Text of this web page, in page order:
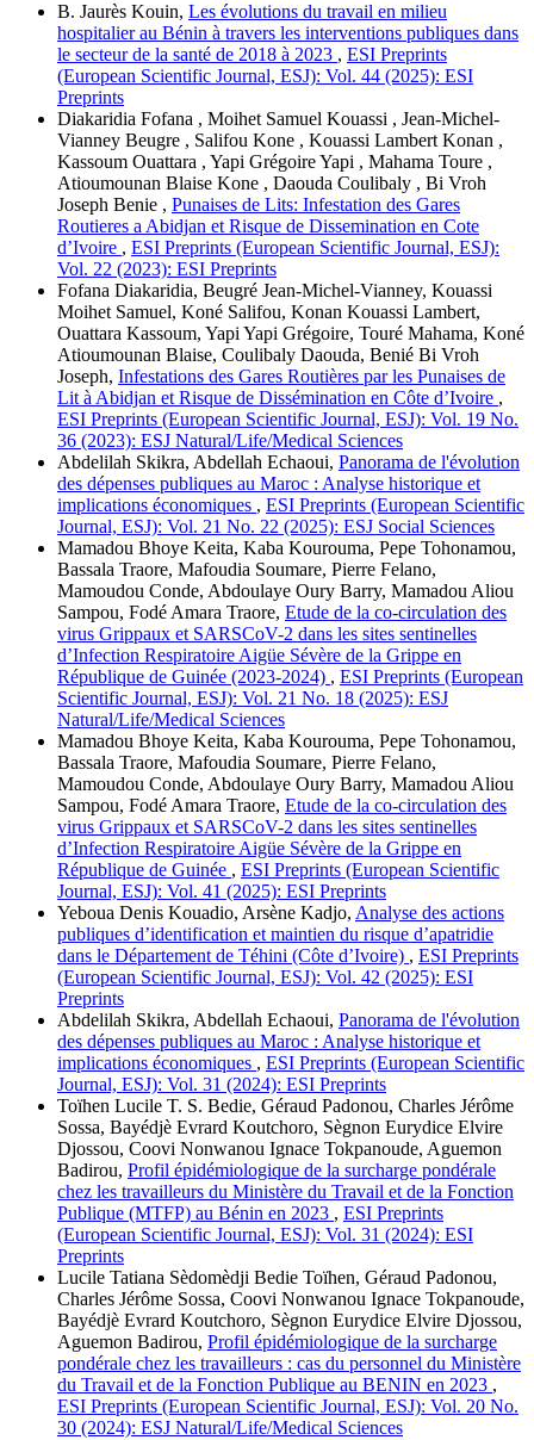
B. Jaurès Kouin, Les évolutions du travail en milieu
hospitalier au Bénin à travers les interventions publiques dans
le secteur de la santé de 2018 à 2023 , ESI Preprints
(European Scientific Journal, ESJ): Vol. 44 (2025): ESI
Preprints
Diakaridia Fofana , Moihet Samuel Kouassi , Jean-Michel-
Vianney Beugre , Salifou Kone , Kouassi Lambert Konan ,
Kassoum Ouattara , Yapi Grégoire Yapi , Mahama Toure ,
Atioumounan Blaise Kone , Daouda Coulibaly , Bi Vroh
Joseph Benie , Punaises de Lits: Infestation des Gares
Routieres a Abidjan et Risque de Dissemination en Cote
d’Ivoire , ESI Preprints (European Scientific Journal, ESJ):
Vol. 22 (2023): ESI Preprints
Fofana Diakaridia, Beugré Jean-Michel-Vianney, Kouassi
Moihet Samuel, Koné Salifou, Konan Kouassi Lambert,
Ouattara Kassoum, Yapi Yapi Grégoire, Touré Mahama, Koné
Atioumounan Blaise, Coulibaly Daouda, Benié Bi Vroh
Joseph, Infestations des Gares Routières par les Punaises de
Lit à Abidjan et Risque de Dissémination en Côte d’Ivoire ,
ESI Preprints (European Scientific Journal, ESJ): Vol. 19 No.
36 (2023): ESJ Natural/Life/Medical Sciences
Abdelilah Skikra, Abdellah Echaoui, Panorama de l'évolution
des dépenses publiques au Maroc : Analyse historique et
implications économiques , ESI Preprints (European Scientific
Journal, ESJ): Vol. 21 No. 22 (2025): ESJ Social Sciences
Mamadou Bhoye Keita, Kaba Kourouma, Pepe Tohonamou,
Bassala Traore, Mafoudia Soumare, Pierre Felano,
Mamoudou Conde, Abdoulaye Oury Barry, Mamadou Aliou
Sampou, Fodé Amara Traore, Etude de la co-circulation des
virus Grippaux et SARSCoV-2 dans les sites sentinelles
d’Infection Respiratoire Aigüe Sévère de la Grippe en
République de Guinée (2023-2024) , ESI Preprints (European
Scientific Journal, ESJ): Vol. 21 No. 18 (2025): ESJ
Natural/Life/Medical Sciences
Mamadou Bhoye Keita, Kaba Kourouma, Pepe Tohonamou,
Bassala Traore, Mafoudia Soumare, Pierre Felano,
Mamoudou Conde, Abdoulaye Oury Barry, Mamadou Aliou
Sampou, Fodé Amara Traore, Etude de la co-circulation des
virus Grippaux et SARSCoV-2 dans les sites sentinelles
d’Infection Respiratoire Aigüe Sévère de la Grippe en
République de Guinée , ESI Preprints (European Scientific
Journal, ESJ): Vol. 41 (2025): ESI Preprints
Yeboua Denis Kouadio, Arsène Kadjo, Analyse des actions
publiques d’identification et maintien du risque d’apatridie
dans le Département de Téhini (Côte d’Ivoire) , ESI Preprints
(European Scientific Journal, ESJ): Vol. 42 (2025): ESI
Preprints
Abdelilah Skikra, Abdellah Echaoui, Panorama de l'évolution
des dépenses publiques au Maroc : Analyse historique et
implications économiques , ESI Preprints (European Scientific
Journal, ESJ): Vol. 31 (2024): ESI Preprints
Toïhen Lucile T. S. Bedie, Géraud Padonou, Charles Jérôme
Sossa, Bayédjè Evrard Koutchoro, Sègnon Eurydice Elvire
Djossou, Coovi Nonwanou Ignace Tokpanoude, Aguemon
Badirou, Profil épidémiologique de la surcharge pondérale
chez les travailleurs du Ministère du Travail et de la Fonction
Publique (MTFP) au Bénin en 2023 , ESI Preprints
(European Scientific Journal, ESJ): Vol. 31 (2024): ESI
Preprints
Lucile Tatiana Sèdomèdji Bedie Toïhen, Géraud Padonou,
Charles Jérôme Sossa, Coovi Nonwanou Ignace Tokpanoude,
Bayédjè Evrard Koutchoro, Sègnon Eurydice Elvire Djossou,
Aguemon Badirou, Profil épidémiologique de la surcharge
pondérale chez les travailleurs : cas du personnel du Ministère
du Travail et de la Fonction Publique au BENIN en 2023 ,
ESI Preprints (European Scientific Journal, ESJ): Vol. 20 No.
30 (2024): ESJ Natural/Life/Medical Sciences